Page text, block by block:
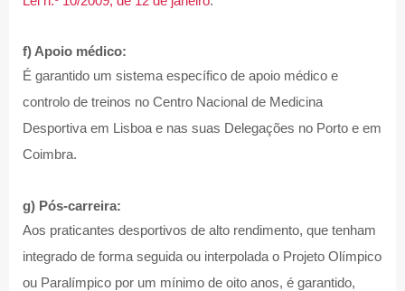
f) Apoio médico:
É garantido um sistema específico de apoio médico e
controlo de treinos no Centro Nacional de Medicina
Desportiva em Lisboa e nas suas Delegações no Porto e em
Coimbra.
g) Pós-carreira:
Aos praticantes desportivos de alto rendimento, que tenham
integrado de forma seguida ou interpolada o Projeto Olímpico
ou Paralímpico por um mínimo de oito anos, é garantido,